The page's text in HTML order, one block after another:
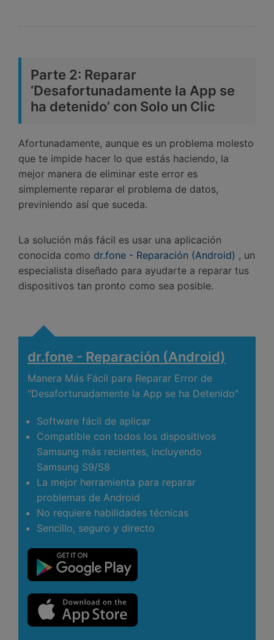
Parte 2: Reparar
‘Desafortunadamente la App se
ha detenido’ con Solo un Clic
Afortunadamente, aunque es un problema molesto
que te impide hacer lo que estás haciendo, la
mejor manera de eliminar este error es
simplemente reparar el problema de datos,
previniendo así que suceda.
La solución más fácil es usar una aplicación
conocida como dr.fone - Reparación (Android) , un
especialista diseñado para ayudarte a reparar tus
dispositivos tan pronto como sea posible.
dr.fone - Reparación (Android)
Manera Más Fácil para Reparar Error de
"Desafortunadamente la App se ha Detenido"
Software fácil de aplicar
Compatible con todos los dispositivos
Samsung más recientes, incluyendo
Samsung S9/S8
La mejor herramienta para reparar
problemas de Android
No requiere habilidades técnicas
Sencillo, seguro y directo